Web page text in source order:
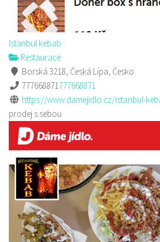
Istanbul kebab
Restaurace
Borská 3218, Česká Lípa, Česko
777668871777668871
https://www.damejidlo.cz/istanbul-
prodej s sebou